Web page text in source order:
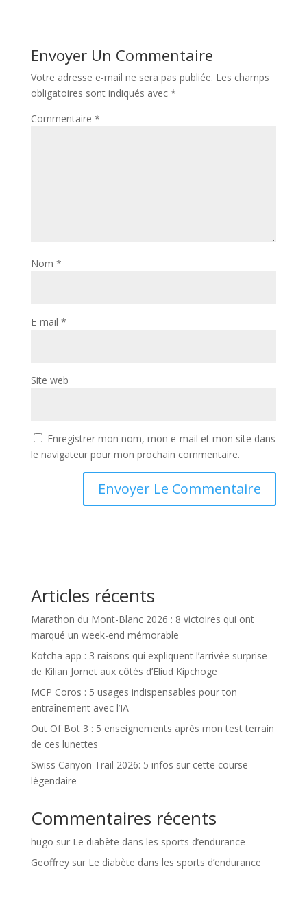
Envoyer Un Commentaire
Votre adresse e-mail ne sera pas publiée. Les champs
obligatoires sont indiqués avec *
Commentaire *
Nom *
E-mail *
Site web
Enregistrer mon nom, mon e-mail et mon site dans
le navigateur pour mon prochain commentaire.
n
t
i
v
e
:
Articles récents
Marathon du Mont-Blanc 2026 : 8 victoires qui ont
marqué un week-end mémorable
Kotcha app : 3 raisons qui expliquent l’arrivée surprise
de Kilian Jornet aux côtés d’Eliud Kipchoge
MCP Coros : 5 usages indispensables pour ton
entraînement avec l’IA
Out Of Bot 3 : 5 enseignements après mon test terrain
de ces lunettes
Swiss Canyon Trail 2026: 5 infos sur cette course
légendaire
Commentaires récents
hugo sur Le diabète dans les sports d’endurance
Geoffreysur Le diabète dans les sports d’endurance